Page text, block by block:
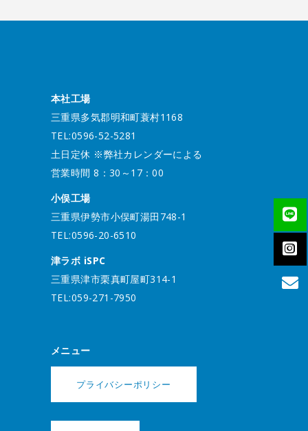
本社工場
三重県多気郡明和町蓑村1168
TEL:0596-52-5281
土日定休 ※弊社カレンダーによる
営業時間 8：30～17：00
小俣工場
三重県伊勢市小俣町湯田748-1
TEL:0596-20-6510
津ラボ iSPC
三重県津市栗真町屋町314-1
TEL:059-271-7950
メニュー
プライバシーポリシー